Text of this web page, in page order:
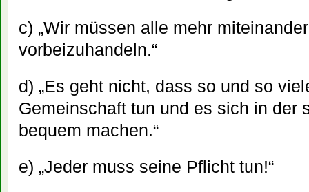
c) „Wir müssen alle mehr
vorbeizuhandeln.“
d) „Es geht nicht, dass so und so
Gemeinschaft tun und es sich in der
bequem machen.“
e) „Jeder muss seine Pflicht tun!“